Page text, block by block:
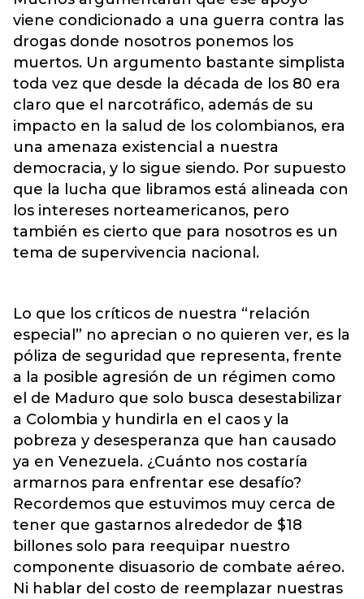
viene condicionado a una guerra contra las
drogas donde nosotros ponemos los
muertos. Un argumento bastante simplista
toda vez que desde la década de los 80 era
claro que el narcotráfico, además de su
impacto en la salud de los colombianos, era
una amenaza existencial a nuestra
democracia, y lo sigue siendo. Por supuesto
que la lucha que libramos está alineada con
los intereses norteamericanos, pero
también es cierto que para nosotros es un
tema de supervivencia nacional.
Lo que los críticos de nuestra “relación
especial” no aprecian o no quieren ver, es la
póliza de seguridad que representa, frente
a la posible agresión de un régimen como
el de Maduro que solo busca desestabilizar
a Colombia y hundirla en el caos y la
pobreza y desesperanza que han causado
ya en Venezuela. ¿Cuánto nos costaría
armarnos para enfrentar ese desafío?
Recordemos que estuvimos muy cerca de
tener que gastarnos alrededor de $18
billones solo para reequipar nuestro
componente disuasorio de combate aéreo.
Ni hablar del costo de reemplazar nuestras